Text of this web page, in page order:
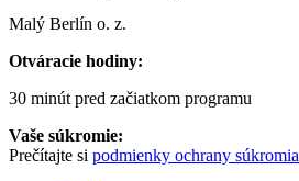
Malý Berlín o. z.
Otváracie hodiny:
30 minút pred začiatkom programu
Vaše súkromie:
Prečítajte si podmienky ochrany súkromia